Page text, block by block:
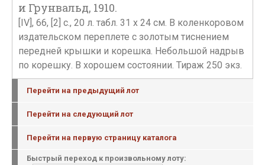
и Грунвальд, 1910.
[IV], 66, [2] с., 20 л. табл. 31 х 24 см. В коленкоровом
издательском переплете с золотым тиснением
передней крышки и корешка. Небольшой надрыв
по корешку. В хорошем состоянии. Тираж 250 экз.
Перейти на предыдущий лот
Перейти на следующий лот
Перейти на первую страницу каталога
Быстрый переход к произвольному лоту: